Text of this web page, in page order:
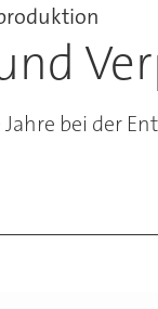
bei der